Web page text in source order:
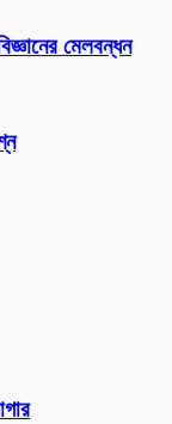
মেলবন্ধন